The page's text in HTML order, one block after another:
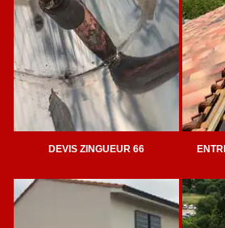
DEVIS ZINGUEUR 66